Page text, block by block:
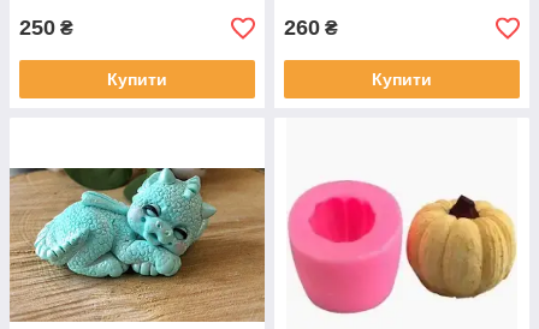
250 ₴
Купити
260 ₴
Купити